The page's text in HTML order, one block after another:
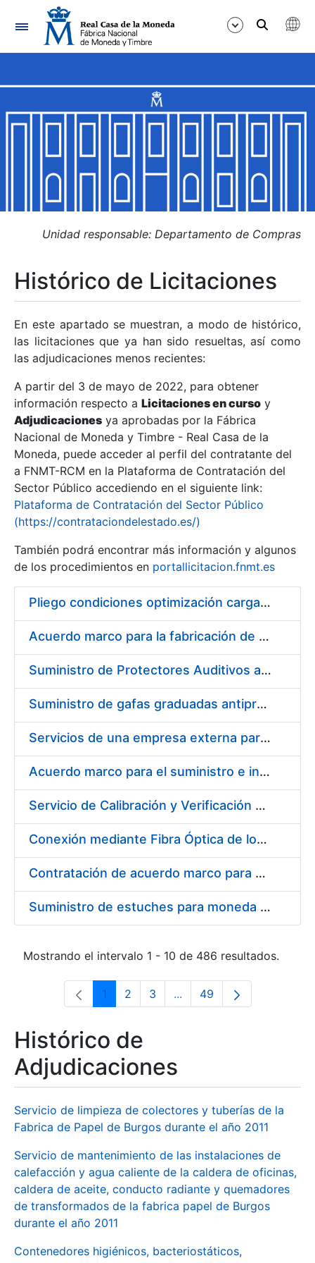
Navegación
Mostrar/Ocultar
Mostrar/Ocultar
Mostrar/Ocultar
Mostrar/Ocultar
Mostrar/Ocultar
Mostrar/Ocultar
Unidad responsable: Departamento de Compras
Histórico de Licitaciones
En este apartado se muestran, a modo de histórico,
las licitaciones que ya han sido resueltas, así como
las adjudicaciones menos recientes:
A partir del 3 de mayo de 2022, para obtener
información respecto a Licitaciones en curso y
Adjudicaciones ya aprobadas por la Fábrica
Nacional de Moneda y Timbre - Real Casa de la
Moneda, puede acceder al perfil del contratante del
a FNMT-RCM en la Plataforma de Contratación del
Sector Público accediendo en el siguiente link:
Plataforma de Contratación del Sector Público
(https://contrataciondelestado.es/)
También podrá encontrar más información y algunos
de los procedimientos en portallicitacion.fnmt.es
Pliego condiciones optimización cargas compras firmado
Acuerdo marco para la fabricación de piezas
Suministro de Protectores Auditivos a medida para las personas trabajadoras de los Centros de Trabajo de Madrid y Burgos
Suministro de gafas graduadas antiproyecciones para los trabajadores de la FNMT-RCM en los centros de trabajo de Madrid y Burgos
Servicios de una empresa externa para el asesoramiento y resolución de los recursos de alzada que se presentan relacionados con procesos de selección para la FNMT-RCM
Acuerdo marco para el suministro e instalación de persianas, estores y otros complementos
Servicio de Calibración y Verificación Externa de los Equipos de Medición del Servicio de Prevención de la FNMT-RCM
Conexión mediante Fibra Óptica de los Centros de Proceso de Datos (CPDs) de las sedes de la FNMT-RCM de Burgos y Madrid
Contratación de acuerdo marco para el Suministro de Material de Electricidad para la Fábrica Nacional de Moneda y Timbre-Real Casa de la Moneda en su centro de trabajo de Burgos
Suministro de estuches para moneda de 30 €
Mostrando el intervalo 1 - 10 de 486 resultados.
Página
1 Página
2 Página
3 ...Páginas intermedias Use
Página
49
Histórico de
Adjudicaciones
Servicio de limpieza de colectores y tuberías de la
Fabrica de Papel de Burgos durante el año 2011
Servicio de mantenimiento de las instalaciones de
calefacción y agua caliente de la caldera de oficinas,
caldera de aceite, conducto radiante y quemadores
de transformados de la fabrica papel de Burgos
durante el año 2011
Contenedores higiénicos, bacteriostáticos,